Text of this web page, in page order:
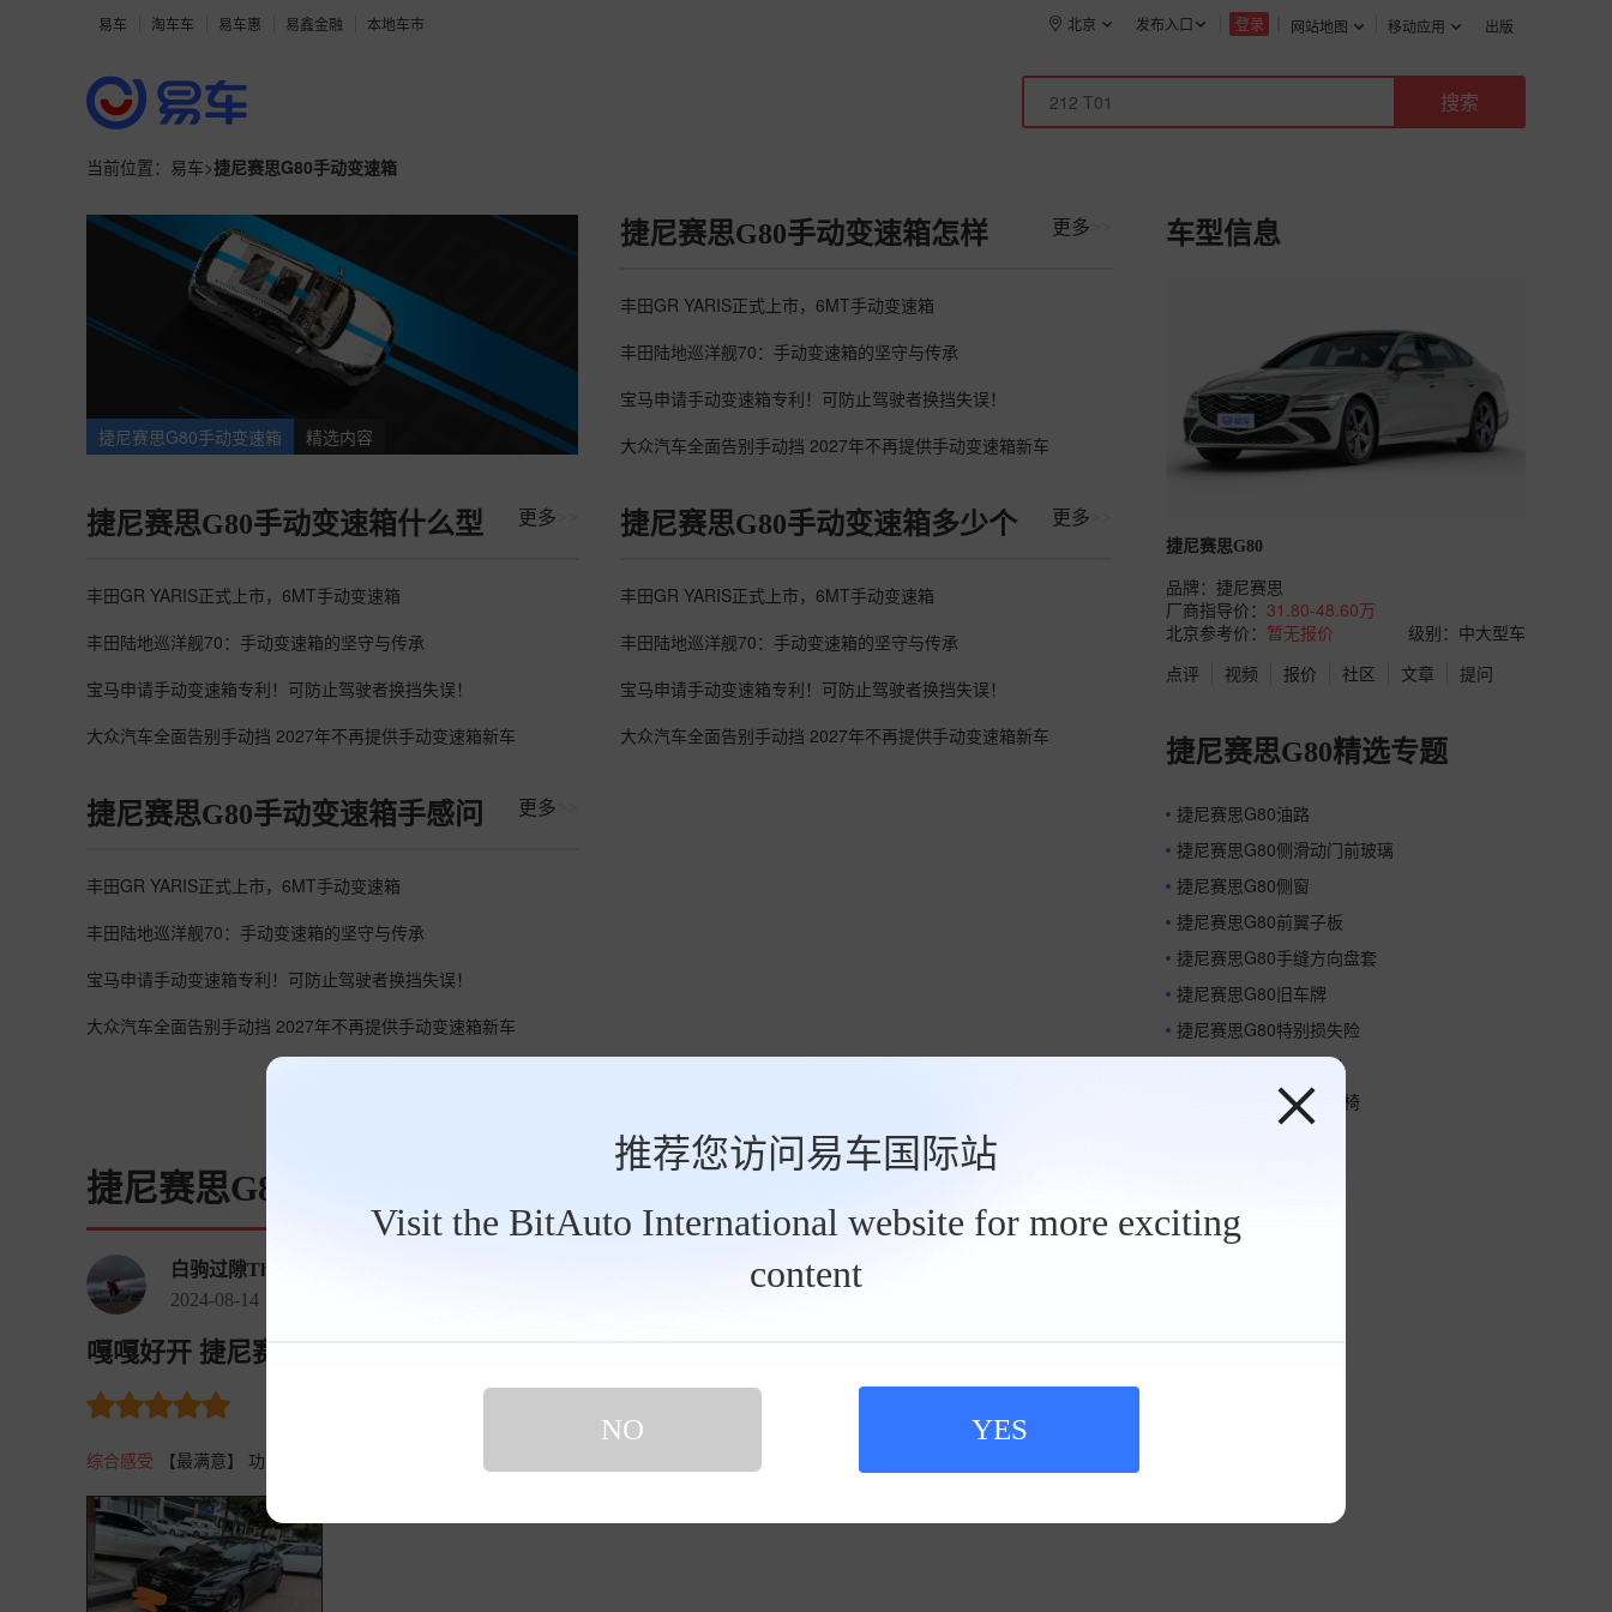
易车 淘车车 易车惠 易鑫金融 本地车市 网站地图 移动应用 出版
登录
发布入口
北京
推荐您访问易车国际站
Visit the BitAuto International website for more exciting
content
NO YES
当前位置： 易车>捷尼赛思G80手动变速箱
捷尼赛思G80手动变速箱 精选内容
捷尼赛思G80手动变速箱怎样 更多
丰田GR YARIS正式上市，6MT手动变速箱
丰田陆地巡洋舰70：手动变速箱的坚守与传承
宝马申请手动变速箱专利！可防止驾驶者换挡失误！
大众汽车全面告别手动挡 2027年不再提供手动变速箱新车
捷尼赛思G80手动变速箱什么型 更多
丰田GR YARIS正式上市，6MT手动变速箱
丰田陆地巡洋舰70：手动变速箱的坚守与传承
宝马申请手动变速箱专利！可防止驾驶者换挡失误！
大众汽车全面告别手动挡 2027年不再提供手动变速箱新车
捷尼赛思G80手动变速箱多少个 更多
丰田GR YARIS正式上市，6MT手动变速箱
丰田陆地巡洋舰70：手动变速箱的坚守与传承
宝马申请手动变速箱专利！可防止驾驶者换挡失误！
大众汽车全面告别手动挡 2027年不再提供手动变速箱新车
捷尼赛思G80手动变速箱手感问 更多
丰田GR YARIS正式上市，6MT手动变速箱
丰田陆地巡洋舰70：手动变速箱的坚守与传承
宝马申请手动变速箱专利！可防止驾驶者换挡失误！
大众汽车全面告别手动挡 2027年不再提供手动变速箱新车
捷尼赛思G80车主点评
白驹过隙ThWh
2024-08-14 13:12:49
嘎嘎好开 捷尼赛思G80 2024款 2.5T 四驱旗舰版
综合感受 【最满意】 功能多，动力大，轮胎款车稳，走烂路如平地，悬挂特别好。
车型信息
捷尼赛思G80
品牌： 捷尼赛思
厂商指导价： 31.80-48.60万
北京参考价： 暂无报价
级别：中大型车
点评
视频 报价 社区 文章 提问
捷尼赛思G80精选专题
捷尼赛思G80油路
捷尼赛思G80侧滑动门前玻璃
捷尼赛思G80侧窗
捷尼赛思G80前翼子板
捷尼赛思G80手缝方向盘套
捷尼赛思G80旧车牌
捷尼赛思G80特别损失险
捷尼赛思G80雪花轮毂
捷尼赛思G80驾驶员座椅